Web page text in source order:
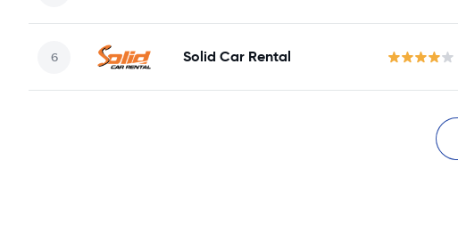
Solid Car Rental